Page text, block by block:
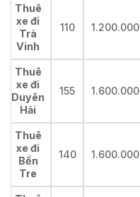
Thuê
xe đi
Trà
Vinh
110 1.200.000
Thuê
xe đi
Duyên
Hải
155 1.600.000
Thuê
xe đi
Bến
Tre
140 1.600.000